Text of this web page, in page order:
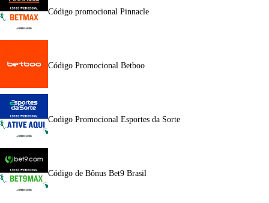
Código promocional Pinnacle
Código Promocional Betboo
Codigo Promocional Esportes da Sorte
Código de Bônus Bet9 Brasil